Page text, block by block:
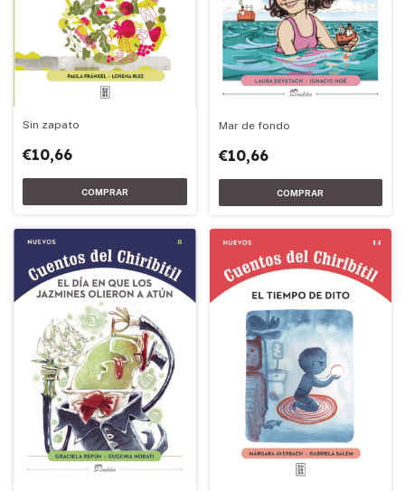
Sin zapato
€10,66
Mar de fondo
€10,66